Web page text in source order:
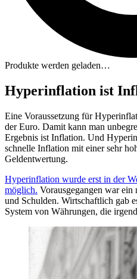
Produkte werden geladen…
Hyperinflation ist
Eine Voraussetzung für
der Euro. Damit kann man
Ergebnis ist Inflation. Und
schnelle Inflation mit einer sehr
Geldentwertung.
Hyperinflation wurde erst in der
möglich. Vorausgegangen war
und Schulden. Wirtschaftlich gab
System von Währungen, die